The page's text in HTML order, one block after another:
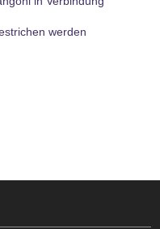
werden